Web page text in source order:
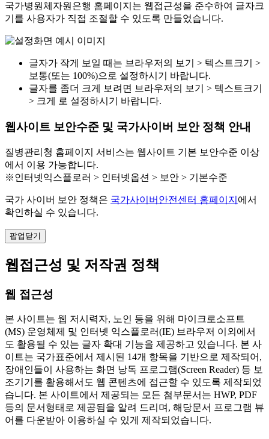
국가병원체자원은행 홈페이지는 웹접근성을 준수하여 글자크
기를 사용자가 직접 조절할 수 있도록 만들었습니다.
글자가 작게 보일 때는 브라우저의 보기 > 텍스트크기 >
보통(또는 100%)으로 설정하시기 바랍니다.
글자를 좀더 크게 보려면 브라우저의 보기 > 텍스트크기
> 크게 로 설정하시기 바랍니다.
웹사이트 보안수준 및 국가사이버 보안 정책 안내
질병관리청 홈페이지 서비스는 웹사이트 기본 보안수준 이상
에서 이용 가능합니다.
※인터넷익스플로러 > 인터넷옵션 > 보안 > 기본수준
국가 사이버 보안 정책은 국가사이버안전센터 홈페이지 에서
확인하실 수 있습니다.
팝업닫기
웹접근성 및 저작권 정책
웹 접근성
본 사이트는 웹 저시력자, 노인 등을 위해 마이크로소프트
(MS) 운영체제 및 인터넷 익스플로러(IE) 브라우저 이외에서
도 활용될 수 있는 글자 확대 기능을 제공하고 있습니다. 본 사
이트는 국가표준에서 제시된 14개 항목을 기반으로 제작되어,
장애인들이 사용하는 화면 낭독 프로그램(Screen Reader) 등 보
조기기를 활용해서도 웹 콘텐츠에 접근할 수 있도록 제작되었
습니다. 본 사이트에서 제공되는 모든 첨부문서는 HWP, PDF
등의 문서형태로 제공됨을 알려 드리며, 해당문서 프로그램 뷰
어를 다운받아 이용하실 수 있게 제작되었습니다.